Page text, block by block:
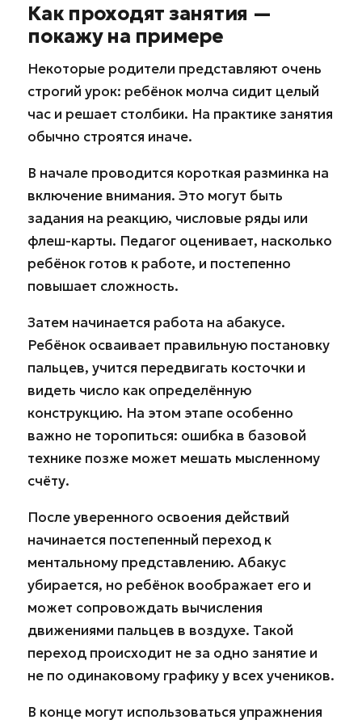
Как проходят занятия —
покажу на примере
Некоторые родители представляют очень
строгий урок: ребёнок молча сидит целый
час и решает столбики. На практике занятия
обычно строятся иначе.
В начале проводится короткая разминка на
включение внимания. Это могут быть
задания на реакцию, числовые ряды или
флеш-карты. Педагог оценивает, насколько
ребёнок готов к работе, и постепенно
повышает сложность.
Затем начинается работа на абакусе.
Ребёнок осваивает правильную постановку
пальцев, учится передвигать косточки и
видеть число как определённую
конструкцию. На этом этапе особенно
важно не торопиться: ошибка в базовой
технике позже может мешать мысленному
счёту.
После уверенного освоения действий
начинается постепенный переход к
ментальному представлению. Абакус
убирается, но ребёнок воображает его и
может сопровождать вычисления
движениями пальцев в воздухе. Такой
переход происходит не за одно занятие и
не по одинаковому графику у всех учеников.
В конце могут использоваться упражнения